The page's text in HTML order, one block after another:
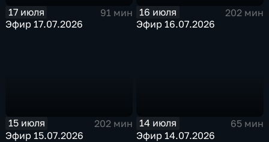
17 июля
91 мин
Эфир 17.07.2026
16 июля
202 мин
Эфир 16.07.2026
15 июля
202 мин
Эфир 15.07.2026
14 июля
65 мин
Эфир 14.07.2026